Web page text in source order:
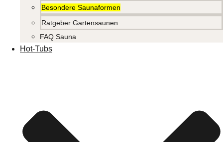
Besondere Saunaformen
Ratgeber Gartensaunen
FAQ Sauna
Hot-Tubs